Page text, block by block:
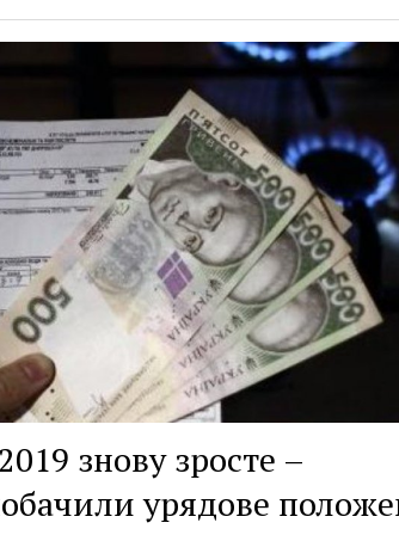
знову зросте –
урядове